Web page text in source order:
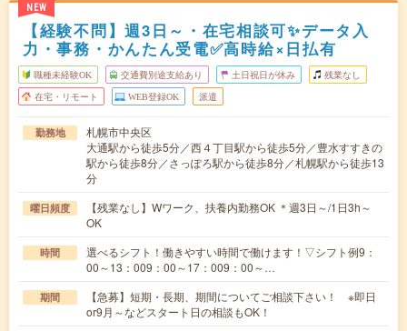
NEW
【経験不問】週3日～・在宅相談可✨データ入
力・事務・かんたん受電✅高時給×日払有
職種未経験OK 交通費別途支給あり 土日祝日が休み 残業なし
在宅・リモート WEB登録OK 派遣
勤務地
札幌市中央区
大通駅から徒歩5分／西４丁目駅から徒歩5分／豊水すすきの
駅から徒歩8分／さっぽろ駅から徒歩8分／札幌駅から徒歩13
分
曜日頻度
【残業なし】Wワーク、扶養内勤務OK ＊週3日～/1日3h～
OK
時間
選べるシフト！働きやすい時間で働けます！▽シフト例9：
00～13：009：00～17：009：00～…
期間
【急募】短期・長期、期間についてご相談下さい！ ※即日
or9月～などスタート日の相談もOK！